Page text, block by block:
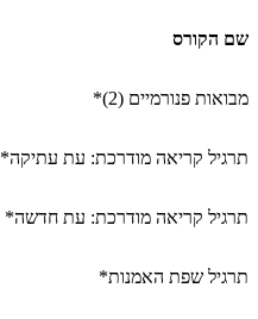
שם הקורס
מבואות פנורמיים (2)*
תרגיל קריאה מודרכת: עת עתיקה*
תרגיל קריאה מודרכת: עת חדשה*
תרגיל שפת האמנות*